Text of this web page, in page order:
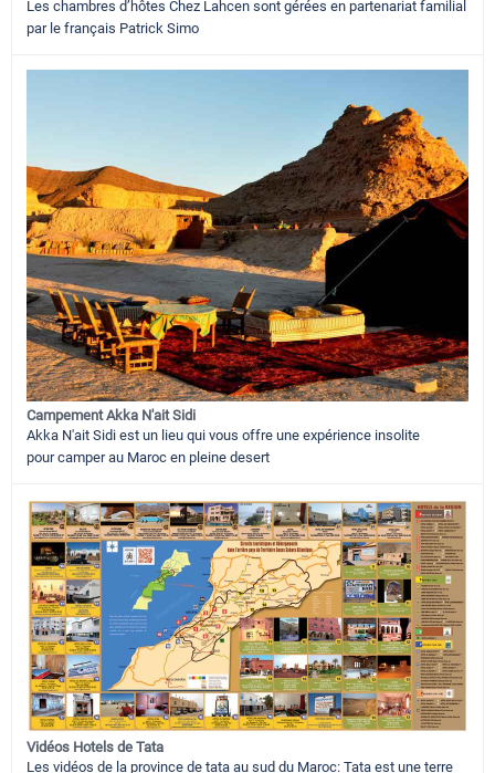
Les chambres d’hôtes Chez Lahcen sont gérées en partenariat familial
par le français Patrick Simo
Campement Akka N'ait Sidi
Akka N'ait Sidi est un lieu qui vous offre une expérience insolite
pour camper au Maroc en pleine desert
Vidéos Hotels de Tata
Les vidéos de la province de tata au sud du Maroc: Tata est une terre